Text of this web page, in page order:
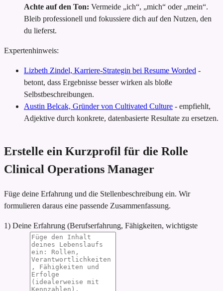
Achte auf den Ton: Vermeide „ich“, „mich“ oder „mein“.
Bleib professionell und fokussiere dich auf den Nutzen, den
du lieferst.
Expertenhinweis:
Lizbeth Zindel, Karriere-Strategin bei Resume Worded -
betont, dass Ergebnisse besser wirken als bloße
Selbstbeschreibungen.
Austin Belcak, Gründer von Cultivated Culture - empfiehlt,
Adjektive durch konkrete, datenbasierte Resultate zu ersetzen.
Erstelle ein Kurzprofil für die Rolle
Clinical Operations Manager
Füge deine Erfahrung und die Stellenbeschreibung ein. Wir
formulieren daraus eine passende Zusammenfassung.
1) Deine Erfahrung (Berufserfahrung, Fähigkeiten, wichtigste